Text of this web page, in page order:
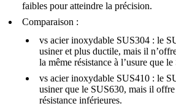
faibles pour atteindre la précision.
Comparaison :
vs acier inoxydable SUS304 : le
usiner et plus ductile, mais il
la même résistance à l’usure que
vs acier inoxydable SUS410 : le
usiner que le SUS630, mais il
résistance inférieures.